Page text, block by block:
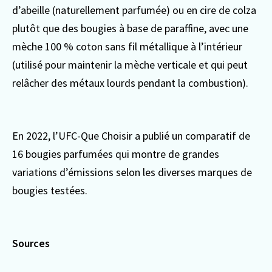
d’abeille (naturellement parfumée) ou en cire de colza
plutôt que des bougies à base de paraffine, avec une
mèche 100 % coton sans fil métallique à l’intérieur
(utilisé pour maintenir la mèche verticale et qui peut
relâcher des métaux lourds pendant la combustion).
En 2022, l’UFC-Que Choisir a publié un comparatif de
16 bougies parfumées qui montre de grandes
variations d’émissions selon les diverses marques de
bougies testées.
Sources